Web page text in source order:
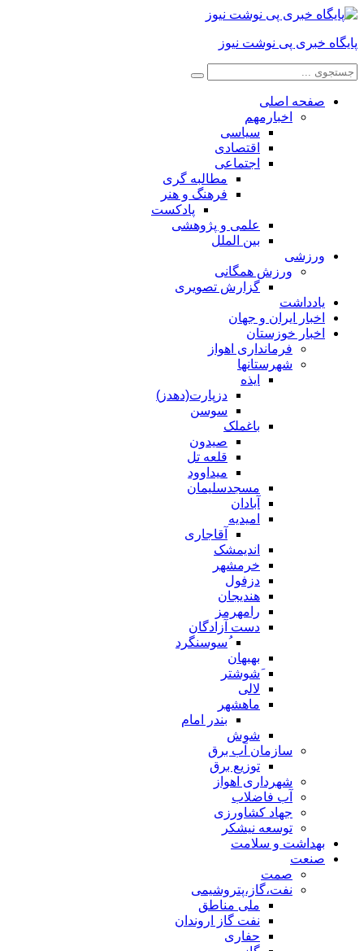
پایگاه خبری پی نوشت نیوز
صفحه اصلی
اخبارمهم
سیاسی
اقتصادی
اجتماعی
مطالبه گری
فرهنگ و هنر
پادکست
علمی و پژوهشی
بین الملل
ورزشی
ورزش همگانی
گزارش تصویری
یادداشت
اخبار ایران و جهان
اخبار خوزستان
فرمانداری اهواز
شهرستانها
ایذه
دزپارت(دهدز)
سوسن
باغملک
صیدون
قلعه تل
میداوود
مسجدسلیمان
آبادان
امیدیه
آقاجاری
اندیمشک
خرمشهر
دزفول
هندیجان
رامهرمز
دست آزادگان
ُسوسنگرد
بهبهان
َشوشتر
لالی
ماهشهر
بندر امام
شوش
سازمان آب برق
توزیع برق
شهرداری اهواز
آب فاضلاب
جهاد کشاورزی
توسعه نیشکر
بهداشت و سلامت
صنعت
صمت
نفت،گاز،پتروشیمی
ملی مناطق
نفت گاز اروندان
حفاری